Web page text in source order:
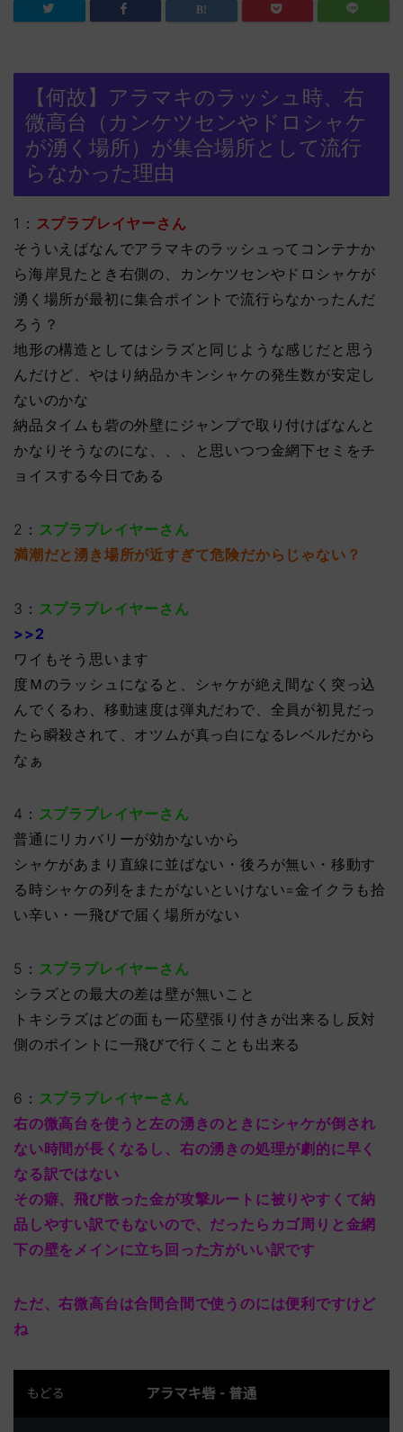
【何故】アラマキのラッシュ時、右
微高台（カンケツセンやドロシャケ
が湧く場所）が集合場所として流行
らなかった理由
1： スプラプレイヤーさん
そういえばなんでアラマキのラッシュってコンテナか
ら海岸見たとき右側の、カンケツセンやドロシャケが
湧く場所が最初に集合ポイントで流行らなかったんだ
ろう？
地形の構造としてはシラズと同じような感じだと思う
んだけど、やはり納品かキンシャケの発生数が安定し
ないのかな
納品タイムも砦の外壁にジャンプで取り付けばなんと
かなりそうなのにな、、、と思いつつ金網下セミをチ
ョイスする今日である
2： スプラプレイヤーさん
満潮だと湧き場所が近すぎて危険だからじゃない？
3： スプラプレイヤーさん
>>2
ワイもそう思います
度Ｍのラッシュになると、シャケが絶え間なく突っ込
んでくるわ、移動速度は弾丸だわで、全員が初見だっ
たら瞬殺されて、オツムが真っ白になるレベルだから
なぁ
4： スプラプレイヤーさん
普通にリカバリーが効かないから
シャケがあまり直線に並ばない・後ろが無い・移動す
る時シャケの列をまたがないといけない=金イクラも拾
い辛い・一飛びで届く場所がない
5： スプラプレイヤーさん
シラズとの最大の差は壁が無いこと
トキシラズはどの面も一応壁張り付きが出来るし反対
側のポイントに一飛びで行くことも出来る
6： スプラプレイヤーさん
右の微高台を使うと左の湧きのときにシャケが倒され
ない時間が長くなるし、右の湧きの処理が劇的に早く
なる訳ではない
その癖、飛び散った金が攻撃ルートに被りやすくて納
品しやすい訳でもないので、だったらカゴ周りと金網
下の壁をメインに立ち回った方がいい訳です
ただ、右微高台は合間合間で使うのには便利ですけど
ね